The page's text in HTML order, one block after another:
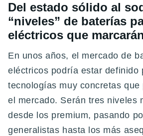
Del estado sólido al
“niveles” de baterías
eléctricos que
En unos años, el mercado de
eléctricos podría estar definido
tecnologías muy concretas que
el mercado. Serán tres niveles
desde los premium, pasando
generalistas hasta los más